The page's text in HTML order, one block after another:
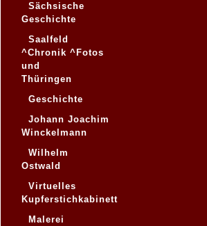
Sächsische
Geschichte
Saalfeld
^Chronik ^Fotos
und
Thüringen
Geschichte
Johann Joachim
Winckelmann
Wilhelm
Ostwald
Virtuelles
Kupferstichkabinett
Malerei